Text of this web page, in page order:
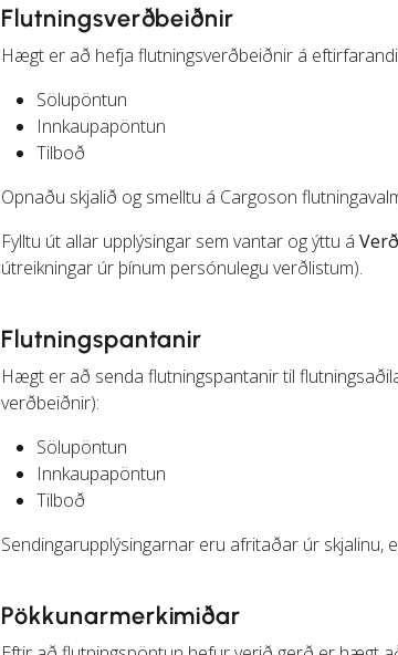
Flutningsverðbeiðnir
Hægt er að hefja flutningsverðbeiðnir á
Sölupöntun
Innkaupapöntun
Tilboð
Opnaðu skjalið og smelltu á Cargoson
Fylltu út allar upplýsingar sem vantar og ýttu á
útreikningar úr þínum persónulegu verðlistum).
Flutningspantanir
Hægt er að senda flutningspantanir til
verðbeiðnir):
Sölupöntun
Innkaupapöntun
Tilboð
Sendingarupplýsingarnar eru afritaðar úr skjalinu,
Pökkunarmerkimiðar